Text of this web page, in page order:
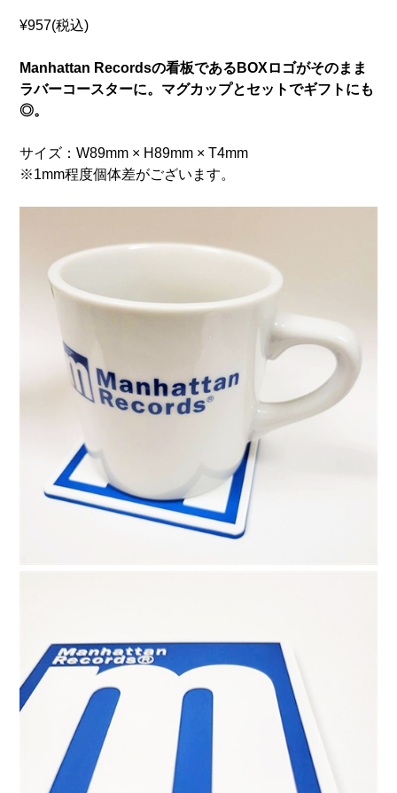
¥957(税込)
Manhattan Recordsの看板であるBOXロゴがそのまま
ラバーコースターに。マグカップとセットでギフトにも
◎。
サイズ：W89mm × H89mm × T4mm
※1mm程度個体差がございます。